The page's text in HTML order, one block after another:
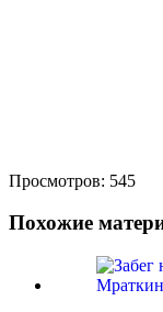
Просмотров: 545
Похожие